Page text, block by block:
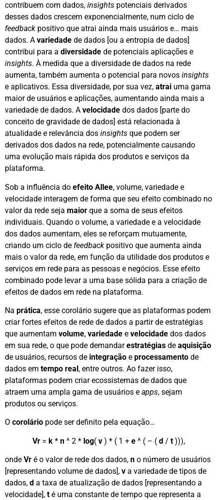
contribuem com dados, insights potenciais derivados
desses dados crescem exponencialmente, num ciclo de
feedback positivo que atrai ainda mais usuários e… mais
dados. A variedade de dados [ou a entropia de dados]
contribui para a diversidade de potenciais aplicações e
insights. À medida que a diversidade de dados na rede
aumenta, também aumenta o potencial para novos insights
e aplicativos. Essa diversidade, por sua vez, atrai uma gama
maior de usuários e aplicações, aumentando ainda mais a
variedade de dados. A velocidade dos dados [parte do
conceito de gravidade de dados] está relacionada à
atualidade e relevância dos insights que podem ser
derivados dos dados na rede, potencialmente causando
uma evolução mais rápida dos produtos e serviços da
plataforma.
Sob a influência do efeito Allee, volume, variedade e
velocidade interagem de forma que seu efeito combinado no
valor da rede seja maior que a soma de seus efeitos
individuais. Quando o volume, a variedade e a velocidade
dos dados aumentam, eles se reforçam mutuamente,
criando um ciclo de feedback positivo que aumenta ainda
mais o valor da rede, em função da utilidade dos produtos e
serviços em rede para as pessoas e negócios. Esse efeito
combinado pode levar a uma base sólida para a criação de
efeitos de dados em rede na plataforma.
Na prática, esse corolário sugere que as plataformas podem
criar fortes efeitos de rede de dados a partir de estratégias
que aumentam volume, variedade e velocidade dos dados
em sua rede, o que pode demandarestratégias de aquisição
de usuários, recursos de integração e processamento de
dados em tempo real, entre outros. Ao fazer isso,
plataformas podem criar ecossistemas de dados que
atraem uma ampla gama de usuários e apps, sejam
produtos ou serviços.
O corolário pode ser definito pela equação…
Vr = k* n^ 2 * log( v) * ( 1 + e^ ( – ( d/ t))),
onde Vr é o valor de rede dos dados, n o número de usuários
[representando volume de dados], v a variedade de tipos de
dados, d a taxa de atualização de dados [representando a
velocidade], t é uma constante de tempo que representa a